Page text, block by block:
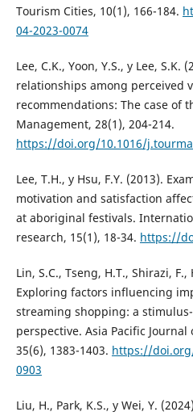
Tourism Cities, 10(1), 166-184.
04-2023-0074
Lee, C.K., Yoon, Y.S., y Lee,
relationships among perceived
recommendations: The case of
Management, 28(1), 204-214.
https://doi.org/10.1016/
Lee, T.H., y Hsu, F.Y. (2013).
motivation and satisfaction
at aboriginal festivals.
research, 15(1), 18-34. https://
Lin, S.C., Tseng, H.T., Shirazi,
Exploring factors influencing
streaming shopping: a
perspective. Asia Pacific
35(6), 1383-1403. https://doi.org/
0903
Liu, H., Park, K.S., y Wei, Y.